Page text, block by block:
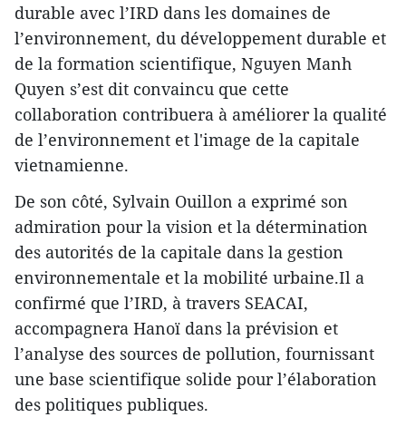
durable avec l’IRD dans les domaines de
l’environnement, du développement durable et
de la formation scientifique, Nguyen Manh
Quyen s’est dit convaincu que cette
collaboration contribuera à améliorer la qualité
de l’environnement et l'image de la capitale
vietnamienne.
De son côté, Sylvain Ouillon a exprimé son
admiration pour la vision et la détermination
des autorités de la capitale dans la gestion
environnementale et la mobilité urbaine.Il a
confirmé que l’IRD, à travers SEACAI,
accompagnera Hanoï dans la prévision et
l’analyse des sources de pollution, fournissant
une base scientifique solide pour l’élaboration
des politiques publiques.